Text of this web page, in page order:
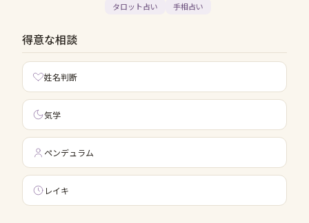
タロット占い
手相占い
得意な相談
姓名判断
気学
ペンデュラム
レイキ